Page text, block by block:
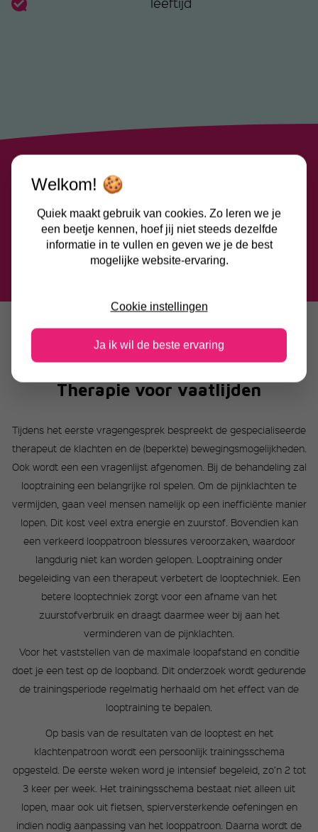
Last van vaatlijden? Maak dan een afspraak met
Contactformulier
Therapie voor vaatlijden
Tijdens het eerste vragengesprek bespreekt de gespecialiseerde
therapeut de klachten en de (beperkte) bewegingsmogelijkheden.
Ook wordt een een vragenlijst afgenomen. Bij de behandeling zal
looptraining een belangrijke rol spelen. Om de pijnklachten te
vermijden, gaan veel mensen namelijk op een inefficiënte manier
lopen. Dit kost veel extra energie en zuurstof. Bovendien kan
een verkeerd looppatroon blessures veroorzaken, waardoor
langdurig niet kan worden gelopen. Looptraining onder
begeleiding van een therapeut verbetert de looptechniek. Een
betere looptechniek zorgt voor een afname van het
zuurstofverbruik en draagt daarmee weer bij aan het
verminderen van de pijnklachten.
Voor het vaststellen van de maximale loopafstand en conditie
doet je een test op de loopband. Dit onderzoek wordt gedurende
de trainingsperiode regelmatig herhaald om het effect van de
looptraining te bepalen.
Op basis van de resultaten van de looptest en het
klachtenpatroon wordt een persoonlijk trainingsschema
opgesteld. De eerste weken word je intensief begeleid, zo’n 2 tot
3 keer per week. Het trainingsschema bestaat niet alleen uit
lopen, maar ook uit fietsen, spierversterkende oefeningen en
indien nodig aanpassing van het looppatroon. Daarna wordt de
Welkom! 🍪
Quiek maakt gebruik van cookies. Zo leren we je
een beetje kennen, hoef jij niet steeds dezelfde
informatie in te vullen en geven we je de best
mogelijke website-ervaring.
Cookie instellingen
Ja ik wil de beste ervaring